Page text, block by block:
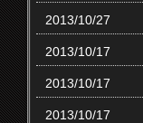
2013/10/27
2013/10/17
2013/10/17
2013/10/17